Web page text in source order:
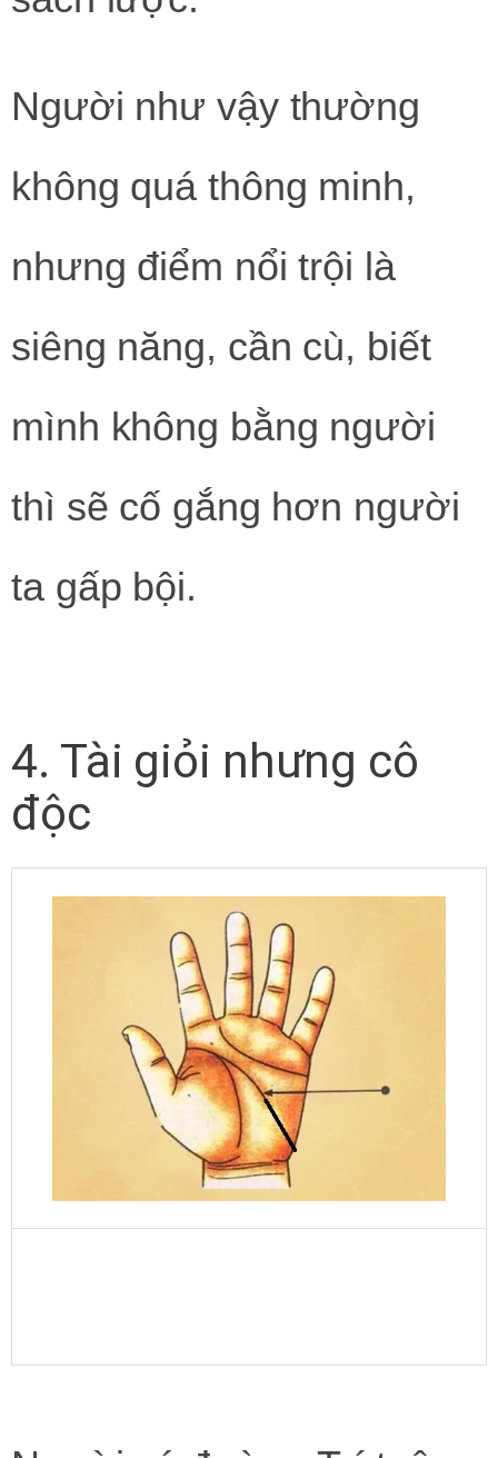
Người như vậy thường
không quá thông minh,
nhưng điểm nổi trội là
siêng năng, cần cù, biết
mình không bằng người
thì sẽ cố gắng hơn người
ta gấp bội.
4. Tài giỏi nhưng cô
độc